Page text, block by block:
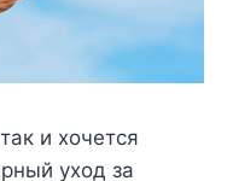
и хочется
уход за